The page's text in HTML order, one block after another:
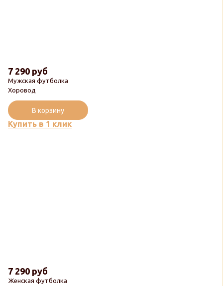
Мужская футболка
Хоровод
7 290 руб
Купить в 1 клик
В корзину
Женская футболка
7 290 руб